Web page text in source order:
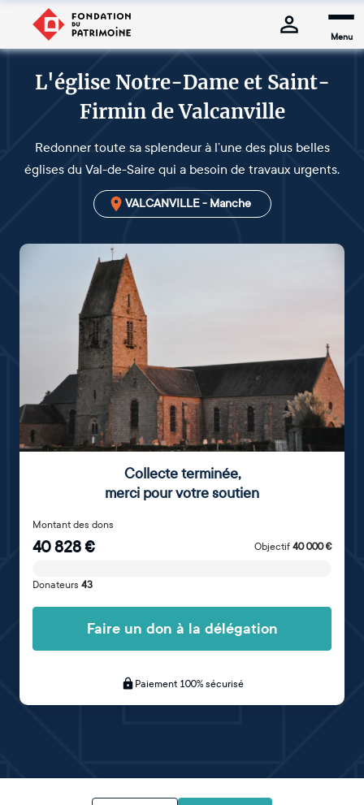
Menu
L'église Notre-Dame et Saint-
Firmin de Valcanville
Redonner toute sa splendeur à l’une des plus belles
églises du Val-de-Saire qui a besoin de travaux urgents.
VALCANVILLE - Manche
Collecte terminée,
merci pour votre soutien
Montant des dons
40 828€ Objectif 40 000€
Donateurs 43
Faire un don à la délégation
Paiement 100% sécurisé